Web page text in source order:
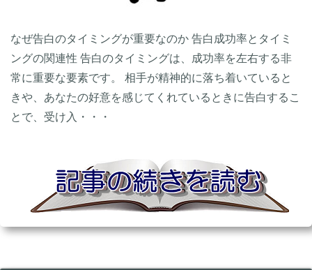
なぜ告白のタイミングが重要なのか 告白成功率とタイミ
ングの関連性 告白のタイミングは、成功率を左右する非
常に重要な要素です。 相手が精神的に落ち着いていると
きや、あなたの好意を感じてくれているときに告白するこ
とで、受け入・・・